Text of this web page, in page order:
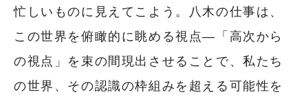
忙しいものに見えてこよう。八木の仕事は、
この世界を俯瞰的に眺める視点―「高次から
の視点」を束の間現出させることで、私たち
の世界、その認識の枠組みを超える可能性を